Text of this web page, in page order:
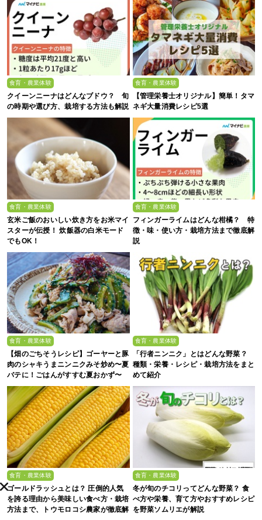
食育・農業体験
クイーンニーナはどんなブドウ？ 旬
の時期や選び方、栽培する方法も解説
食育・農業体験
【管理栄養士オリジナル】簡単！タマ
ネギ大量消費レシピ5選
食育・農業体験
玄米ご飯のおいしい炊き方をお米マイ
スターが伝授！ 炊飯器の白米モード
でもOK！
食育・農業体験
フィンガーライムはどんな柑橘？ 特
徴・味・使い方・栽培方法まで徹底解
説
食育・農業体験
【畑のごちそうレシピ】ゴーヤーと豚
肉のシャキうまニンニクみそ炒め〜夏
バテに！ごはんがすすむ夏おかず〜
食育・農業体験
「行者ニンニク」とはどんな野菜？
種類・栄養・レシピ・栽培方法をまと
めて紹介
食育・農業体験
ゴールドラッシュとは？ 圧倒的人気
を誇る理由から美味しい食べ方・栽培
方法まで、トウモロコシ農家が徹底解
食育・農業体験
冬が旬のチコリってどんな野菜？ 食
べ方や栄養、育て方やおすすめレシピ
を野菜ソムリエが解説